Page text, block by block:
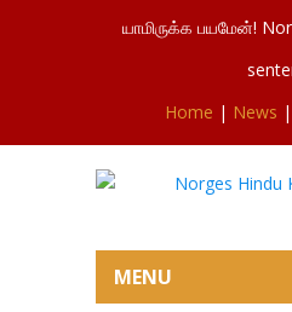
யாமிருக்க பயமேன்!
Home | News |
MENU